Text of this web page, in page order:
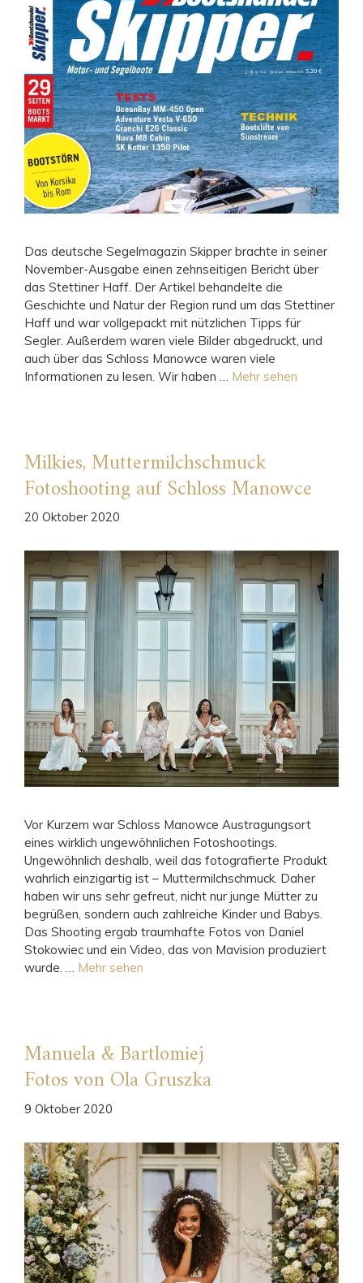
Das deutsche Segelmagazin Skipper brachte in seiner
November-Ausgabe einen zehnseitigen Bericht über
das Stettiner Haff. Der Artikel behandelte die
Geschichte und Natur der Region rund um das Stettiner
Haff und war vollgepackt mit nützlichen Tipps für
Segler. Außerdem waren viele Bilder abgedruckt, und
auch über das Schloss Manowce waren viele
Informationen zu lesen. Wir haben … Mehr sehen
Milkies, Muttermilchschmuck
Fotoshooting auf Schloss Manowce
20 Oktober 2020
Vor Kurzem war Schloss Manowce Austragungsort
eines wirklich ungewöhnlichen Fotoshootings.
Ungewöhnlich deshalb, weil das fotografierte Produkt
wahrlich einzigartig ist – Muttermilchschmuck. Daher
haben wir uns sehr gefreut, nicht nur junge Mütter zu
begrüßen, sondern auch zahlreiche Kinder und Babys.
Das Shooting ergab traumhafte Fotos von Daniel
Stokowiec und ein Video, das von Mavision produziert
wurde. … Mehr sehen
Manuela & Bartlomiej
Fotos von Ola Gruszka
9 Oktober 2020